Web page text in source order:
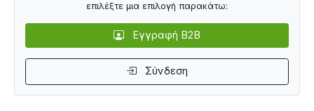
επιλέξτε μια επιλογή παρακάτω:
Εγγραφή B2B
Σύνδεση